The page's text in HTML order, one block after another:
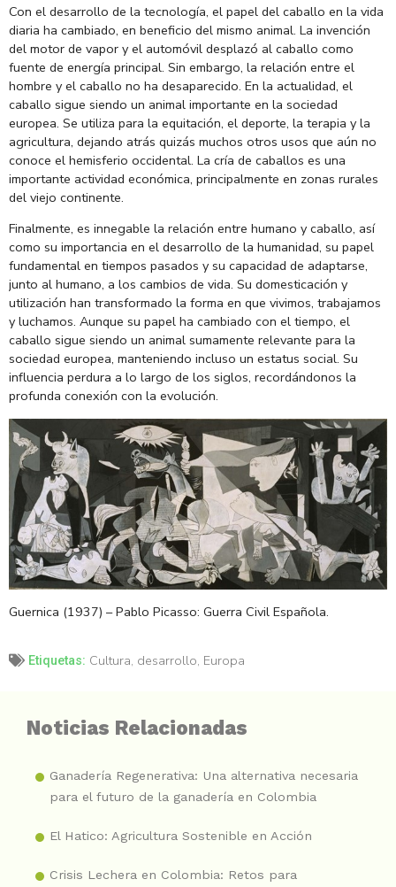
Con el desarrollo de la tecnología, el papel del caballo en la vida
diaria ha cambiado, en beneficio del mismo animal. La invención
del motor de vapor y el automóvil desplazó al caballo como
fuente de energía principal. Sin embargo, la relación entre el
hombre y el caballo no ha desaparecido. En la actualidad, el
caballo sigue siendo un animal importante en la sociedad
europea. Se utiliza para la equitación, el deporte, la terapia y la
agricultura, dejando atrás quizás muchos otros usos que aún no
conoce el hemisferio occidental. La cría de caballos es una
importante actividad económica, principalmente en zonas rurales
del viejo continente.
Finalmente, es innegable la relación entre humano y caballo, así
como su importancia en el desarrollo de la humanidad, su papel
fundamental en tiempos pasados y su capacidad de adaptarse,
junto al humano, a los cambios de vida. Su domesticación y
utilización han transformado la forma en que vivimos, trabajamos
y luchamos. Aunque su papel ha cambiado con el tiempo, el
caballo sigue siendo un animal sumamente relevante para la
sociedad europea, manteniendo incluso un estatus social. Su
influencia perdura a lo largo de los siglos, recordándonos la
profunda conexión con la evolución.
Guernica (1937) – Pablo Picasso: Guerra Civil Española.
Etiquetas: Cultura, desarrollo, Europa
Noticias Relacionadas
Ganadería Regenerativa: Una alternativa necesaria
para el futuro de la ganadería en Colombia
El Hatico: Agricultura Sostenible en Acción
Crisis Lechera en Colombia: Retos para